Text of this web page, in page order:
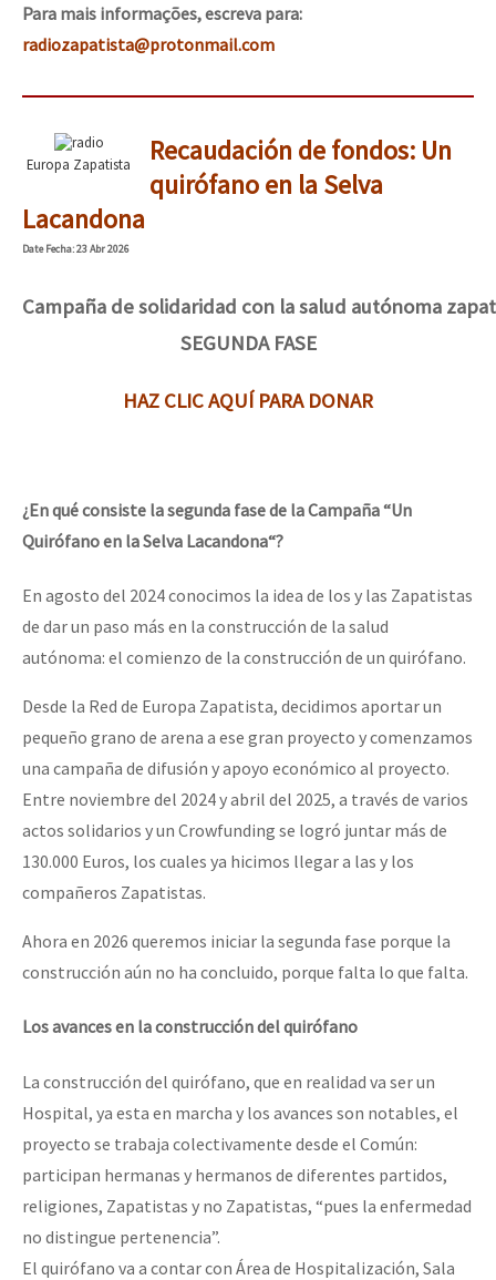
Para mais informações, escreva para:
radiozapatista@protonmail.com
Europa Zapatista
Recaudación de fondos: Un
quirófano en la Selva
Lacandona
DateFecha: 23 Abr 2026
Campaña de solidaridad con la salud autónoma
SEGUNDA FASE
HAZ CLIC AQUÍ PARA DONAR
¿En qué consiste la segunda fase de la Campaña “Un
Quirófano en la Selva Lacandona“?
En agosto del 2024 conocimos la idea de los y las Zapatistas
de dar un paso más en la construcción de la salud
autónoma: el comienzo de la construcción de un quirófano.
Desde la Red de Europa Zapatista, decidimos aportar un
pequeño grano de arena a ese gran proyecto y comenzamos
una campaña de difusión y apoyo económico al proyecto.
Entre noviembre del 2024 y abril del 2025, a través de varios
actos solidarios y un Crowfunding se logró juntar más de
130.000 Euros, los cuales ya hicimos llegar a las y los
compañeros Zapatistas.
Ahora en 2026 queremos iniciar la segunda fase porque la
construcción aún no ha concluido, porque falta lo que falta.
Los avances en la construcción del quirófano
La construcción del quirófano, que en realidad va ser un
Hospital, ya esta en marcha y los avances son notables, el
proyecto se trabaja colectivamente desde el Común:
participan hermanas y hermanos de diferentes partidos,
religiones, Zapatistas y no Zapatistas, “pues la enfermedad
no distingue pertenencia”.
El quirófano va a contar con Área de Hospitalización, Sala